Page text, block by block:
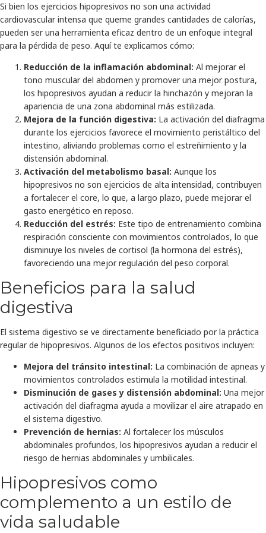
Si bien los ejercicios hipopresivos no son una actividad
cardiovascular intensa que queme grandes cantidades de calorías,
pueden ser una herramienta eficaz dentro de un enfoque integral
para la pérdida de peso. Aquí te explicamos cómo:
Reducción de la inflamación abdominal: Al mejorar el
tono muscular del abdomen y promover una mejor postura,
los hipopresivos ayudan a reducir la hinchazón y mejoran la
apariencia de una zona abdominal más estilizada.
Mejora de la función digestiva: La activación del diafragma
durante los ejercicios favorece el movimiento peristáltico del
intestino, aliviando problemas como el estreñimiento y la
distensión abdominal.
Activación del metabolismo basal: Aunque los
hipopresivos no son ejercicios de alta intensidad, contribuyen
a fortalecer el core, lo que, a largo plazo, puede mejorar el
gasto energético en reposo.
Reducción del estrés: Este tipo de entrenamiento combina
respiración consciente con movimientos controlados, lo que
disminuye los niveles de cortisol (la hormona del estrés),
favoreciendo una mejor regulación del peso corporal.
Beneficios para la salud
digestiva
El sistema digestivo se ve directamente beneficiado por la práctica
regular de hipopresivos. Algunos de los efectos positivos incluyen:
Mejora del tránsito intestinal: La combinación de apneas y
movimientos controlados estimula la motilidad intestinal.
Disminución de gases y distensión abdominal: Una mejor
activación del diafragma ayuda a movilizar el aire atrapado en
el sistema digestivo.
Prevención de hernias: Al fortalecer los músculos
abdominales profundos, los hipopresivos ayudan a reducir el
riesgo de hernias abdominales y umbilicales.
Hipopresivos como
complemento a un estilo de
vida saludable